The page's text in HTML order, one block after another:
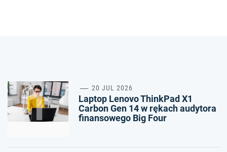
1 20 JUL 2026
Laptop Lenovo ThinkPad X1
Carbon Gen 14 w rękach audytora
finansowego Big Four